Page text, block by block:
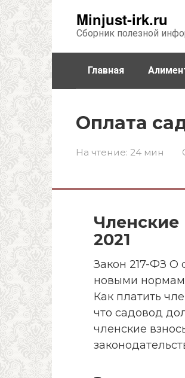
Minjust-irk.ru
Сборник полезной
Главная
Оплата
На чтение: 24 мин
2021
Закон 217-ФЗ О
новыми
Как платить
что садовод
членские